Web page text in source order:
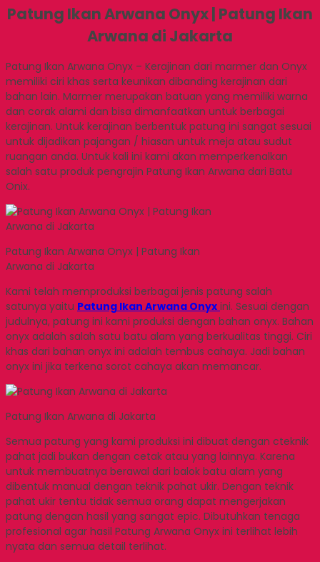
Patung Ikan Arwana Onyx | Patung Ikan
Arwana di Jakarta
Patung Ikan Arwana Onyx – Kerajinan dari marmer dan Onyx
memiliki ciri khas serta keunikan dibanding kerajinan dari
bahan lain. Marmer merupakan batuan yang memiliki warna
dan corak alami dan bisa dimanfaatkan untuk berbagai
kerajinan. Untuk kerajinan berbentuk patung ini sangat sesuai
untuk dijadikan pajangan / hiasan untuk meja atau sudut
ruangan anda. Untuk kali ini kami akan memperkenalkan
salah satu produk pengrajin Patung Ikan Arwana dari Batu
Onix.
Patung Ikan Arwana Onyx | Patung Ikan
Arwana di Jakarta
Kami telah memproduksi berbagai jenis patung salah
satunya yaitu Patung Ikan Arwana Onyx ini. Sesuai dengan
judulnya, patung ini kami produksi dengan bahan onyx. Bahan
onyx adalah salah satu batu alam yang berkualitas tinggi. Ciri
khas dari bahan onyx ini adalah tembus cahaya. Jadi bahan
onyx ini jika terkena sorot cahaya akan memancar.
Patung Ikan Arwana di Jakarta
Semua patung yang kami produksi ini dibuat dengan cteknik
pahat jadi bukan dengan cetak atau yang lainnya. Karena
untuk membuatnya berawal dari balok batu alam yang
dibentuk manual dengan teknik pahat ukir. Dengan teknik
pahat ukir tentu tidak semua orang dapat mengerjakan
patung dengan hasil yang sangat epic. Dibutuhkan tenaga
profesional agar hasil Patung Arwana Onyx ini terlihat lebih
nyata dan semua detail terlihat.